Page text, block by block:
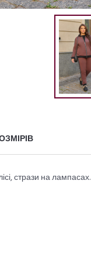
стрази на лампасах.